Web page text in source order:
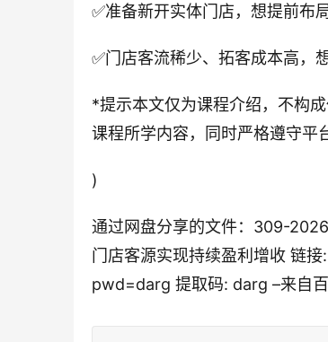
✅准备新开实体门店，想提前布
✅门店客流稀少、拓客成本高，
*提示本文仅为课程介绍，不构
课程所学内容，同时严格遵守平
)
通过网盘分享的文件：309-
门店客源实现持续盈利增收 链
pwd=darg 提取码: darg –来自